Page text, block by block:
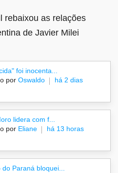
rebaixou as relações
de Javier Milei
foi inocenta...
por Oswaldo há 2 dias
lidera com f...
por Eliane há 13 horas
do Paraná bloquei...